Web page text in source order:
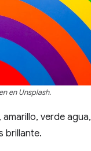
en Unsplash.
verde agua,
brillante.